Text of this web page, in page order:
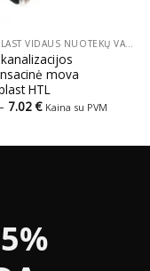
MAGNAPLAST VIDAUS NUOTEKŲ VAMZDŽIAI IR JUNGTYS
mova
HTL
7.02€Price
range:
7.02 €
Kaina su PVM